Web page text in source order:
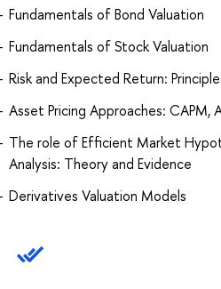
Fundamentals of Bond Valuation
Fundamentals of Stock Valuation
Risk and Expected Return:
Asset Pricing Approaches: CAPM,
The role of Efficient Market
Analysis: Theory and Evidence
Derivatives Valuation Models